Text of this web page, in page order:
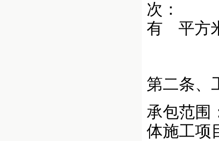
次：
有 平方
第二条、
承包范围
体施工项